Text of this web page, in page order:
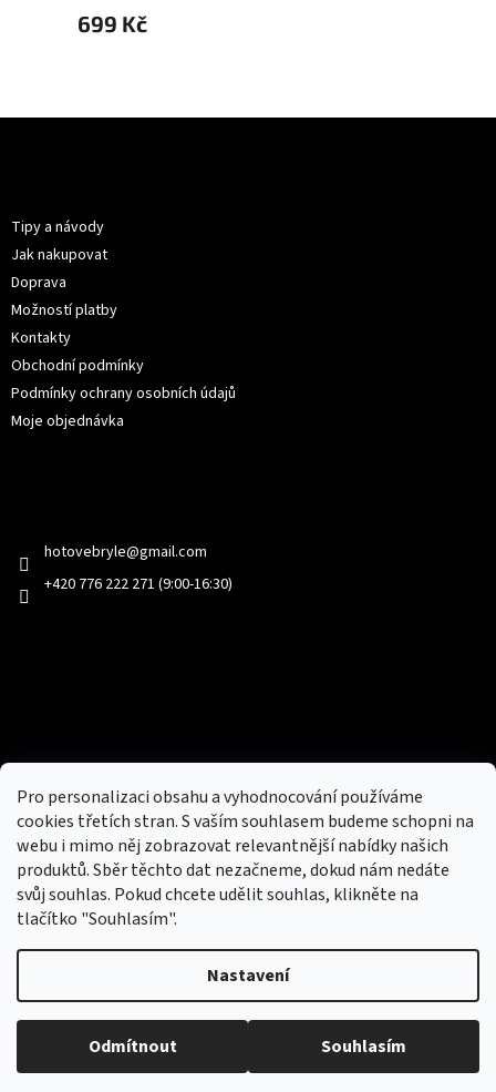
Pro personalizaci obsahu a vyhodnocování používáme
cookies třetích stran. S vaším souhlasem budeme schopni na
webu i mimo něj zobrazovat relevantnější nabídky našich
produktů. Sběr těchto dat nezačneme, dokud nám nedáte
svůj souhlas. Pokud chcete udělit souhlas, klikněte na
tlačítko "Souhlasím".
Nastavení
Odmítnout Souhlasím
699 Kč
Tipy a návody
Jak nakupovat
Doprava
Možností platby
Kontakty
Obchodní podmínky
Podmínky ochrany osobních údajů
Moje objednávka
hotovebryle@gmail.com
+420 776 222 271 (9:00-16:30)
Nový obchod s batohy, cestovními zavazadly, tašky a peněženky
Copyright 2026hotovebryle.cz
. Všechna práva